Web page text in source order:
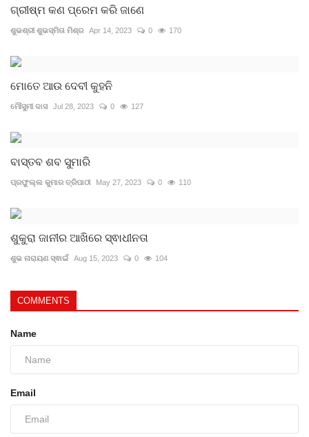
ଗ୍ରୀଷ୍ମ କଣ ପ୍ରେମ କରି ଜାଣେ
ଶୁଭଶ୍ରୀ ଶୁଭସ୍ମିତା ମିଶ୍ର Apr 14, 2023 0 170
ମୋତେ ଆଉ ଦେବୀ କୁହନି
ମୌସୁମୀ ଦାସ Jul 28, 2023 0 127
ବାସ୍ତବ ଶବ ସୁମାରି
ପ୍ରଫୁଲ୍ଲ କୁମାର ତ୍ରିପାଠୀ May 27, 2023 0 110
ଶୁକୁରା ଜାନୀର ଆଖିରେ ସ୍ଵାଧୀନତା
ଶୁଭ ନାରାୟଣ ସ୍ଵାଇଁ Aug 15, 2023 0 104
COMMENTS
Name
Email